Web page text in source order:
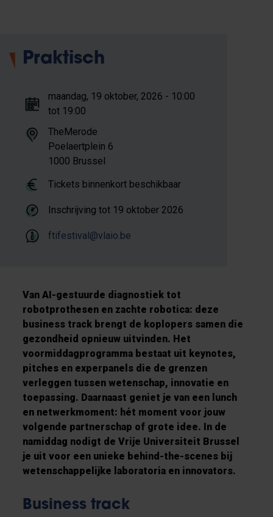
Praktisch
maandag, 19 oktober, 2026 - 10:00
tot 19:00
TheMerode
Poelaertplein 6
1000 Brussel
Tickets binnenkort beschikbaar
Inschrijving tot 19 oktober 2026
ftifestival@vlaio.be
Van AI-gestuurde diagnostiek tot
robotprothesen en zachte robotica: deze
business track brengt de koplopers samen die
gezondheid opnieuw uitvinden. Het
voormiddagprogramma bestaat uit keynotes,
pitches en experpanels die de grenzen
verleggen tussen wetenschap, innovatie en
toepassing. Daarnaast geniet je van een lunch
en netwerkmoment: hét moment voor jouw
volgende partnerschap of grote idee. In de
namiddag nodigt de Vrije Universiteit Brussel
je uit voor een unieke behind-the-scenes bij
wetenschappelijke laboratoria en innovators.
Business track